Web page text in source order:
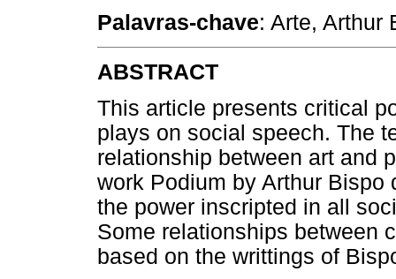
Palavras-chave: Arte, Arthur
ABSTRACT
This article presents critical
plays on social speech. The
relationship between art and
work Podium by Arthur Bispo
the power inscripted in all
Some relationships between
based on the writtings of